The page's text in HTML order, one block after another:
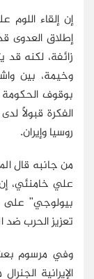
إن إلقاء
إطلاق العدوى
زائفة، لكنه
وخيمة، بين
بوقوف
الفكرة قبولًا
روسيا وإيران.
من جانبه قال
علي خامنئي،
بيولوجي" على
تعزيز الحرب ضد
وفي مرسوم بعث
الإيرانية